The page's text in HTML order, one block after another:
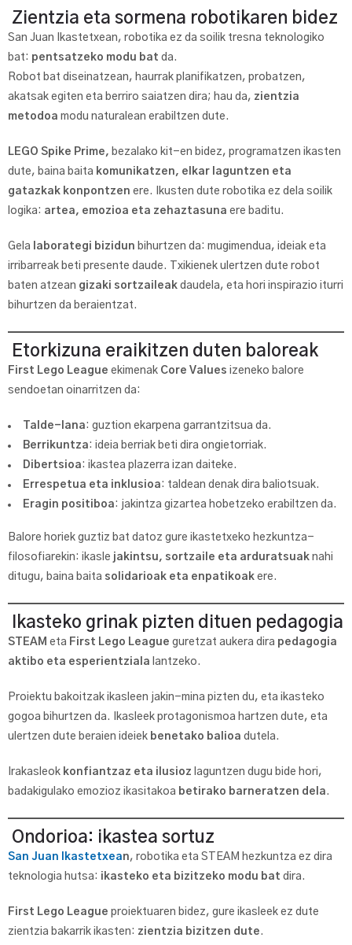
Zientzia eta sormena robotikaren bidez
San Juan Ikastetxean, robotika ez da soilik tresna teknologiko
bat: pentsatzeko modu bat da.
Robot bat diseinatzean, haurrak planifikatzen, probatzen,
akatsak egiten eta berriro saiatzen dira; hau da, zientzia
metodoa modu naturalean erabiltzen dute.
LEGO Spike Prime, bezalako kit-en bidez, programatzen ikasten
dute, baina baita komunikatzen, elkar laguntzen eta
gatazkak konpontzen ere. Ikusten dute robotika ez dela soilik
logika: artea, emozioa eta zehaztasuna ere baditu.
Gela laborategi bizidun bihurtzen da: mugimendua, ideiak eta
irribarreak beti presente daude. Txikienek ulertzen dute robot
baten atzean gizaki sortzaileak daudela, eta hori inspirazio iturri
bihurtzen da beraientzat.
Etorkizuna eraikitzen duten baloreak
First Lego League ekimenak Core Values izeneko balore
sendoetan oinarritzen da:
Talde-lana: guztion ekarpena garrantzitsua da.
Berrikuntza: ideia berriak beti dira ongietorriak.
Dibertsioa: ikastea plazerra izan daiteke.
Errespetua eta inklusioa: taldean denak dira baliotsuak.
Eragin positiboa: jakintza gizartea hobetzeko erabiltzen da.
Balore horiek guztiz bat datoz gure ikastetxeko hezkuntza-
filosofiarekin: ikasle jakintsu, sortzaile eta arduratsuak nahi
ditugu, baina baita solidarioak eta enpatikoak ere.
Ikasteko grinak pizten dituen pedagogia
STEAM eta First Lego League guretzat aukera dira pedagogia
aktibo eta esperientziala lantzeko.
Proiektu bakoitzak ikasleen jakin-mina pizten du, eta ikasteko
gogoa bihurtzen da. Ikasleek protagonismoa hartzen dute, eta
ulertzen dute beraien ideiek benetako balioa dutela.
Irakasleok konfiantzaz eta ilusioz laguntzen dugu bide hori,
badakigulako emozioz ikasitakoa betirako barneratzen dela.
Ondorioa: ikastea sortuz
San Juan Ikastetxean, robotika eta STEAM hezkuntza ez dira
teknologia hutsa: ikasteko eta bizitzeko modu bat dira.
First Lego League proiektuaren bidez, gure ikasleek ez dute
zientzia bakarrik ikasten: zientzia bizitzen dute.